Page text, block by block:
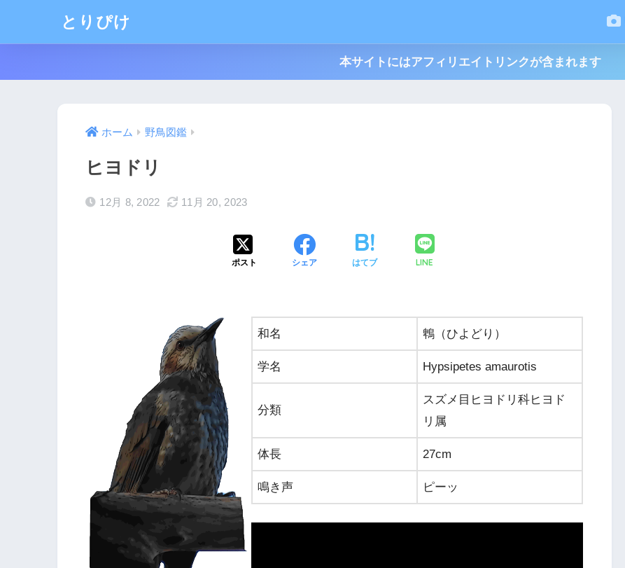
とりぴけ
本サイトにはアフィリエイトリンクが含まれます
ホーム 野鳥図鑑
ヒヨドリ
12月 8, 2022 11月 20, 2023
ポスト シェア はてブ LINE
和名 鵯（ひよどり）
学名 Hypsipetes amaurotis
分類
スズメ目ヒヨドリ科ヒヨド
リ属
体長 27cm
鳴き声 ピーッ